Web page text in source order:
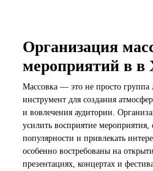
Организация
мероприятий в в
Массовка — это не просто
инструмент для создания
и вовлечения аудитории.
усилить восприятие мероприятия,
популярности и привлекать
особенно востребованы на
презентациях, концертах и